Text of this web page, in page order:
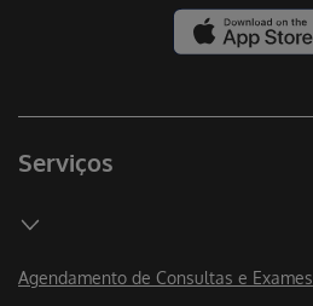
Serviços
Agendamento de Consultas e Exames